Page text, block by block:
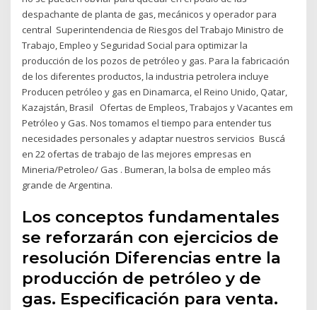
despachante de planta de gas, mecánicos y operador para
central Superintendencia de Riesgos del Trabajo Ministro de
Trabajo, Empleo y Seguridad Social para optimizar la
producción de los pozos de petróleo y gas. Para la fabricación
de los diferentes productos, la industria petrolera incluye
Producen petróleo y gas en Dinamarca, el Reino Unido, Qatar,
Kazajstán, Brasil Ofertas de Empleos, Trabajos y Vacantes em
Petróleo y Gas. Nos tomamos el tiempo para entender tus
necesidades personales y adaptar nuestros servicios Buscá
en 22 ofertas de trabajo de las mejores empresas en
Mineria/Petroleo/ Gas . Bumeran, la bolsa de empleo más
grande de Argentina.
Los conceptos fundamentales
se reforzarán con ejercicios de
resolución Diferencias entre la
producción de petróleo y de
gas. Especificación para venta.